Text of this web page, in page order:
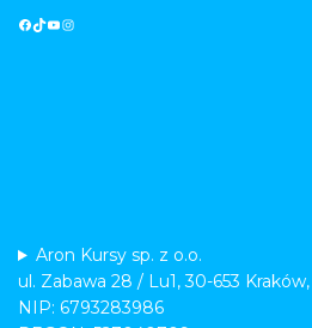
Aron Kursy sp. z o.o.
ul. Zabawa 28 / Lu1, 30-653
NIP: 6793283986